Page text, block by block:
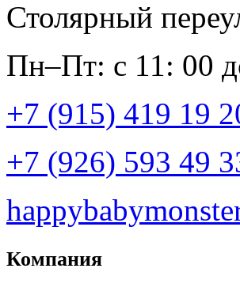
Столярный
Пн–Пт: с 11: 00
+7 (915) 419 19
+7 (926) 593 49
Компания